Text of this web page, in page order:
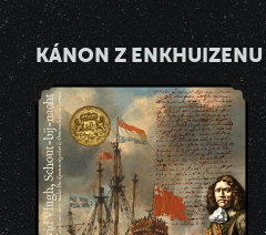
KÁNON Z ENKHUIZENU